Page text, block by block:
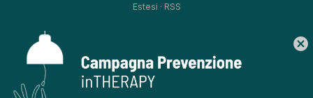
Estesi · RSS
Aggiorna le tue preferenze–
** **
cancel